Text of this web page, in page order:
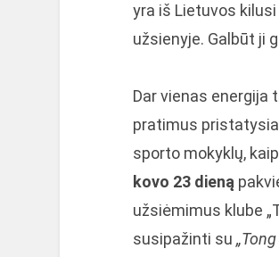
yra iš Lietuvos
užsienyje. Galbūt ji
Dar vienas
pratimus
sporto mokyklų, kaip
kovo 23 dieną
užsiėmimus klube
susipažinti su